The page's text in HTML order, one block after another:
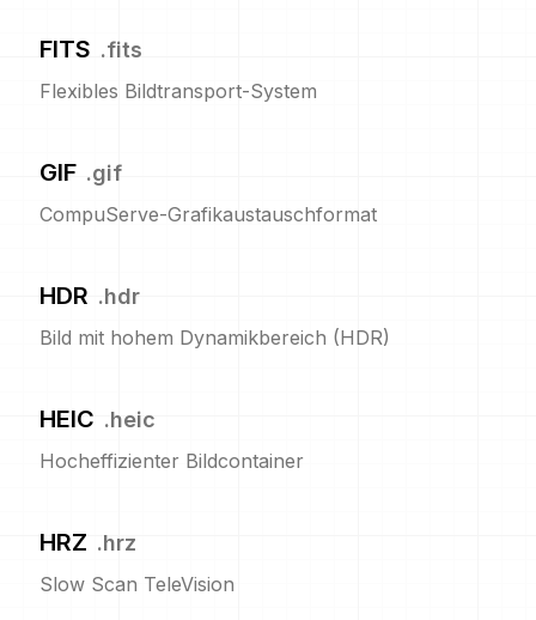
FITS .fits
Flexibles Bildtransport-System
GIF .gif
CompuServe-Grafikaustauschformat
HDR .hdr
Bild mit hohem Dynamikbereich (HDR)
HEIC .heic
Hocheffizienter Bildcontainer
HRZ .hrz
Slow Scan TeleVision